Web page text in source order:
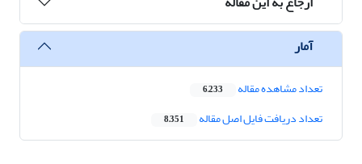
آمار
تعداد مشاهده مقاله 6,233
تعداد دریافت فایل اصل مقاله 8,351